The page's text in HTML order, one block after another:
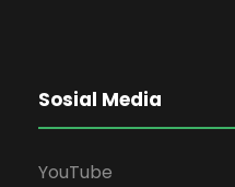
Sosial Media
YouTube